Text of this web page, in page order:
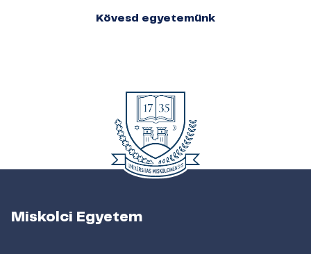
Kövesd egyetemünk
Miskolci Egyetem